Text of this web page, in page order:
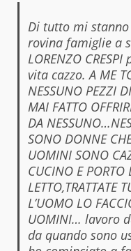
Di tutto mi
rovina famiglie a
LORENZO
vita cazzo. A ME
NESSUNO PEZZI
MAI FATTO
DA
SONO DONNE
UOMINI SONO
CUCINO E PORTO
LETTO,TRATTATE
L’UOMO LO
UOMINI… lavoro
da quando sono